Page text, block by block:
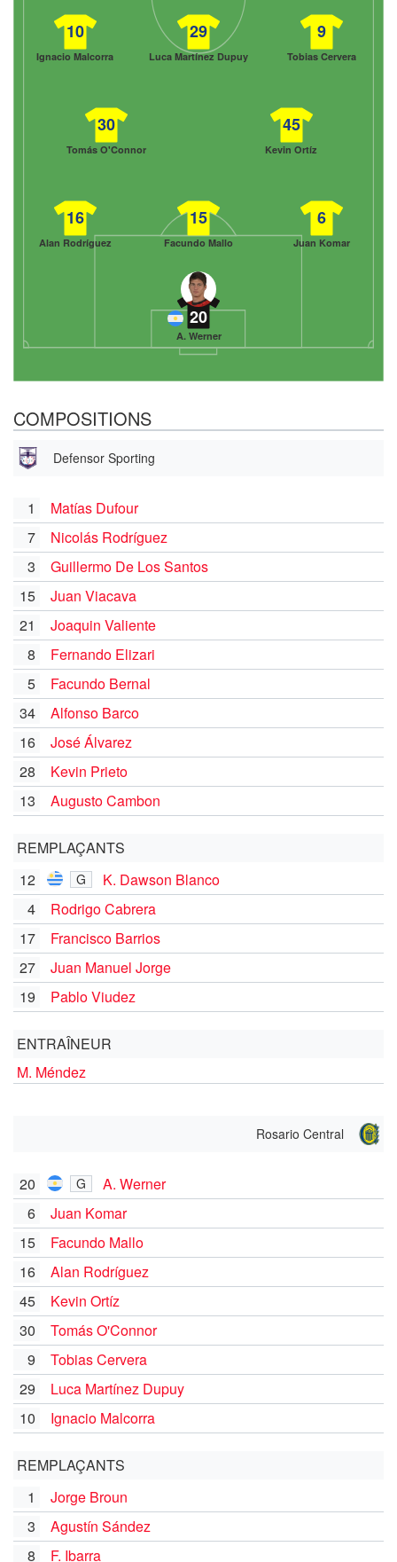
20
A. Werner
16
Alan Rodríguez
15
Facundo Mallo
6
Juan Komar
30
Tomás O'Connor
45
Kevin Ortíz
10
Ignacio Malcorra
29
Luca Martínez Dupuy
9
Tobias Cervera
COMPOSITIONS
Defensor Sporting
1
Matías Dufour
7
Nicolás Rodríguez
3
Guillermo De Los Santos
15
Juan Viacava
21
Joaquin Valiente
8
Fernando Elizari
5
Facundo Bernal
34
Alfonso Barco
16
José Álvarez
28
Kevin Prieto
13
Augusto Cambon
REMPLAÇANTS
12
G
K. Dawson Blanco
4
Rodrigo Cabrera
17
Francisco Barrios
27
Juan Manuel Jorge
19
Pablo Viudez
ENTRAÎNEUR
M. Méndez
Rosario Central
20 G
A. Werner
6
Juan Komar
15
Facundo Mallo
16
Alan Rodríguez
45
Kevin Ortíz
30
Tomás O'Connor
9
Tobias Cervera
29
Luca Martínez Dupuy
10
Ignacio Malcorra
REMPLAÇANTS
1
Jorge Broun
3
Agustín Sández
8
F. Ibarra